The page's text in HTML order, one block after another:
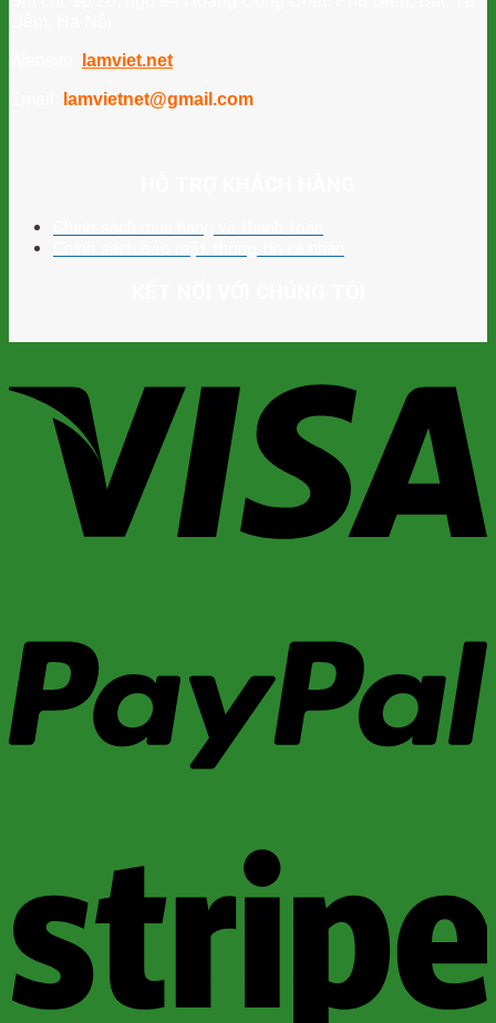
lamviet.net
lamvietnet@gmail.com